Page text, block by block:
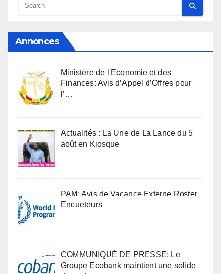
Annonces
Ministère de l’Economie et des
Finances: Avis d’Appel d’Offres pour
l’…
Actualités : La Une de La Lance du 5
août en Kiosque
PAM: Avis de Vacance Externe Roster
Enqueteurs
COMMUNIQUÉ DE PRESSE: Le
Groupe Ecobank maintient une solide